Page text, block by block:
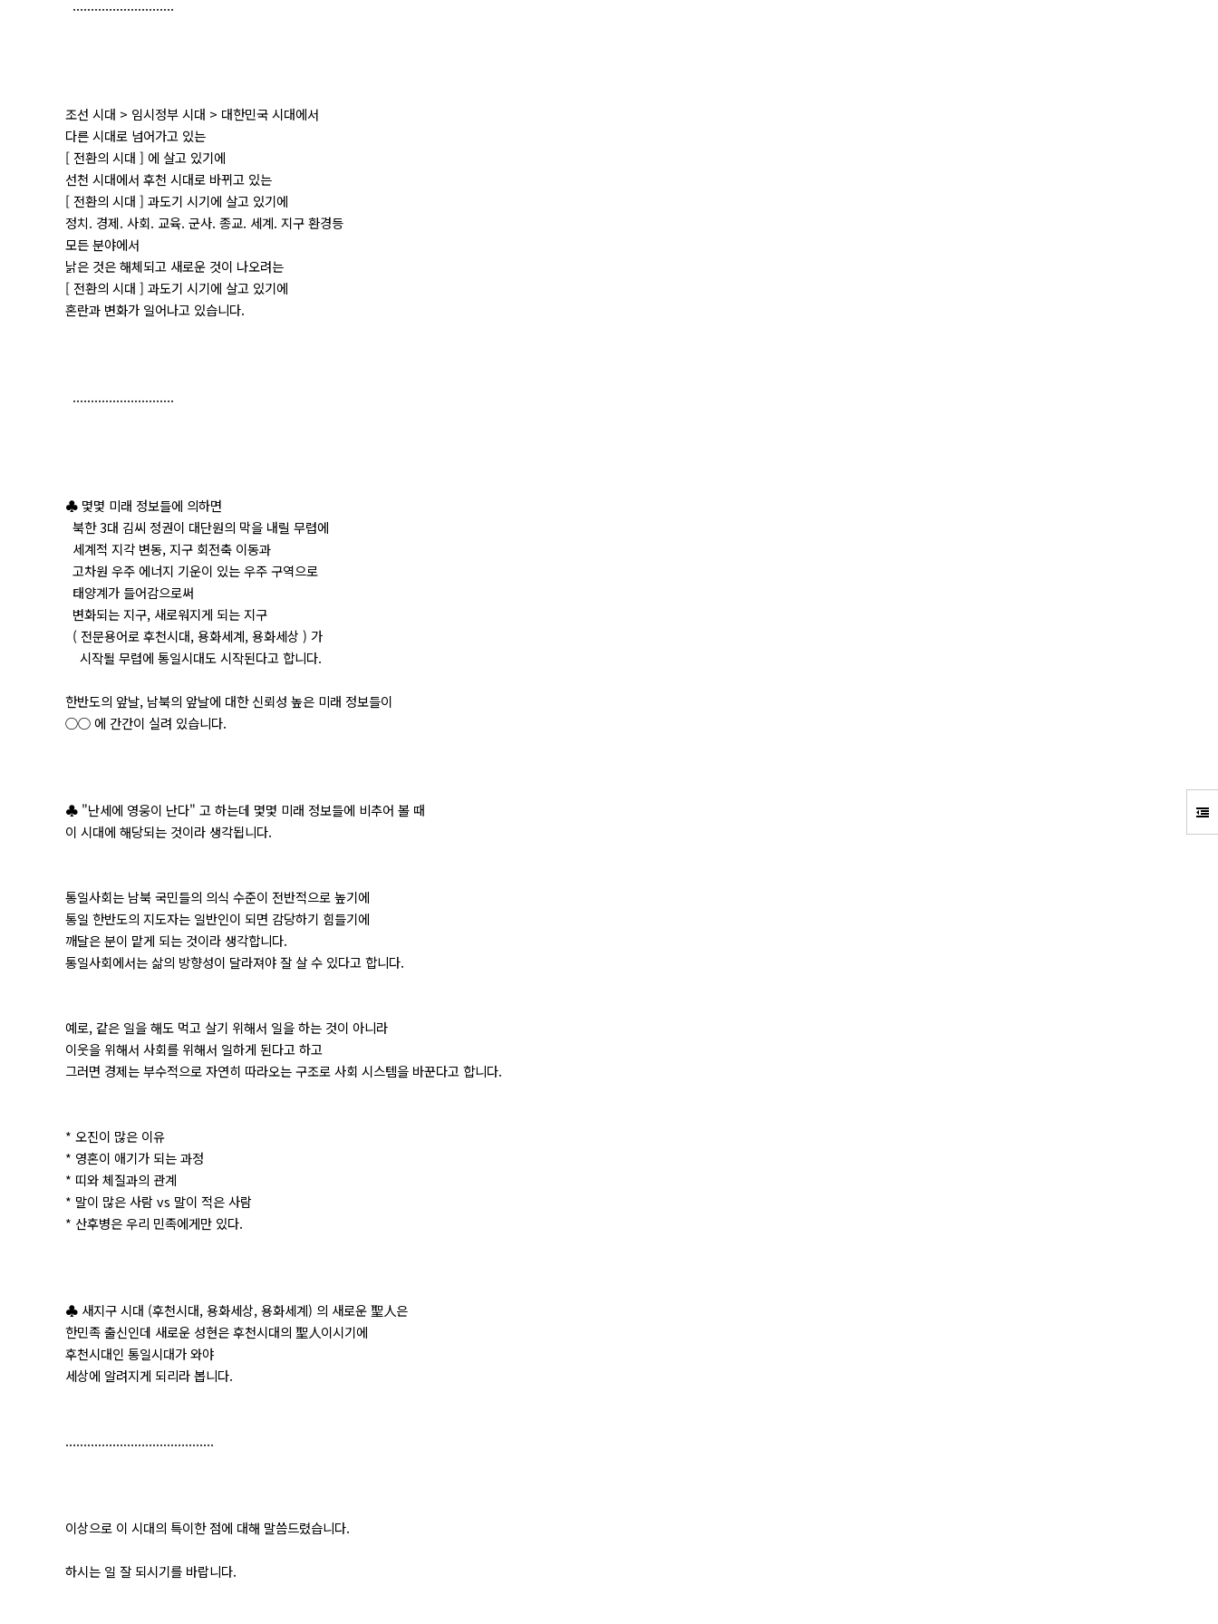
............................
조선 시대 > 임시정부 시대 > 대한민국 시대에서
다른 시대로 넘어가고 있는
[ 전환의 시대 ] 에 살고 있기에
선천 시대에서 후천 시대로 바뀌고 있는
[ 전환의 시대 ] 과도기 시기에 살고 있기에
정치. 경제. 사회. 교육. 군사. 종교. 세계. 지구 환경등
모든 분야에서
낡은 것은 해체되고 새로운 것이 나오려는
[ 전환의 시대 ] 과도기 시기에 살고 있기에
혼란과 변화가 일어나고 있습니다.
............................
♣ 몇몇 미래 정보들에 의하면
북한 3대 김씨 정권이 대단원의 막을 내릴 무렵에
세계적 지각 변동, 지구 회전축 이동과
고차원 우주 에너지 기운이 있는 우주 구역으로
태양계가 들어감으로써
변화되는 지구, 새로워지게 되는 지구
( 전문용어로 후천시대, 용화세계, 용화세상 ) 가
시작될 무렵에 통일시대도 시작된다고 합니다.
한반도의 앞날, 남북의 앞날에 대한 신뢰성 높은 미래 정보들이
○○ 에 간간이 실려 있습니다.
♣ "난세에 영웅이 난다" 고 하는데 몇몇 미래 정보들에 비추어 볼 때
이 시대에 해당되는 것이라 생각됩니다.
통일사회는 남북 국민들의 의식 수준이 전반적으로 높기에
통일 한반도의 지도자는 일반인이 되면 감당하기 힘들기에
깨달은 분이 맡게 되는 것이라 생각합니다.
통일사회에서는 삶의 방향성이 달라져야 잘 살 수 있다고 합니다.
예로, 같은 일을 해도 먹고 살기 위해서 일을 하는 것이 아니라
이웃을 위해서 사회를 위해서 일하게 된다고 하고
그러면 경제는 부수적으로 자연히 따라오는 구조로 사회 시스템을 바꾼다고 합니다.
* 오진이 많은 이유
* 영혼이 애기가 되는 과정
* 띠와 체질과의 관계
* 말이 많은 사람 vs 말이 적은 사람
* 산후병은 우리 민족에게만 있다.
♣ 새지구 시대 (후천시대, 용화세상, 용화세계) 의 새로운 聖人은
한민족 출신인데 새로운 성현은 후천시대의 聖人이시기에
후천시대인 통일시대가 와야
세상에 알려지게 되리라 봅니다.
.........................................
이상으로 이 시대의 특이한 점에 대해 말씀드렸습니다.
하시는 일 잘 되시기를 바랍니다.